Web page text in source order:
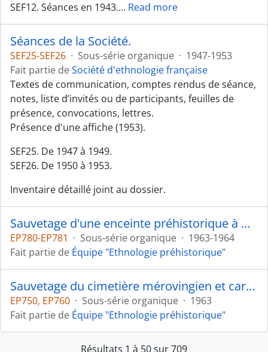
SEF12. Séances en 1943.… Read more
Séances de la Société.
SEF25-SEF26 · Sous-série organique · 1947-1953
Fait partie deSociété d'ethnologie française
Textes de communication, comptes rendus de séance,
notes, liste d’invités ou de participants, feuilles de
présence, convocations, lettres.
Présence d'une affiche (1953).
SEF25. De 1947 à 1949.
SEF26. De 1950 à 1953.
Inventaire détaillé joint au dossier.
Sauvetage d'une enceinte préhistorique à Monéteau-Gurgy (Yonne)
EP780-EP781 · Sous-série organique · 1963-1964
Fait partie de Équipe "Ethnologie préhistorique"
Sauvetage du cimetière mérovingien et carolingien de "Brienne" à Nitry (Yonne)
EP750, EP760 · Sous-série organique · 1963
Fait partie de Équipe "Ethnologie préhistorique"
Résultats 1 à 50 sur 709